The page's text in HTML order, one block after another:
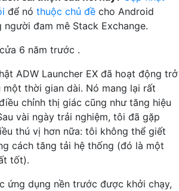
để nó thuộc chủ đề cho Android
người đam mê Stack Exchange.
6 năm trước .
ADW Launcher EX đã hoạt động trở
một thời gian dài. Nó mang lại rất
chỉnh thị giác cũng như tăng hiệu
vài ngày trải nghiệm, tôi đã gặp
thú vị hơn nữa: tôi không thể giết
cách tăng tải hệ thống (đó là một
tốt).
ứng dụng nền trước được khởi chạy,